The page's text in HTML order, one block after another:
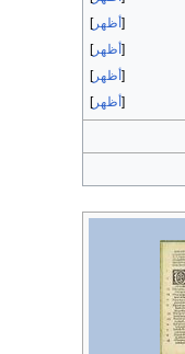
أظهر
أظهر
أظهر
أظهر